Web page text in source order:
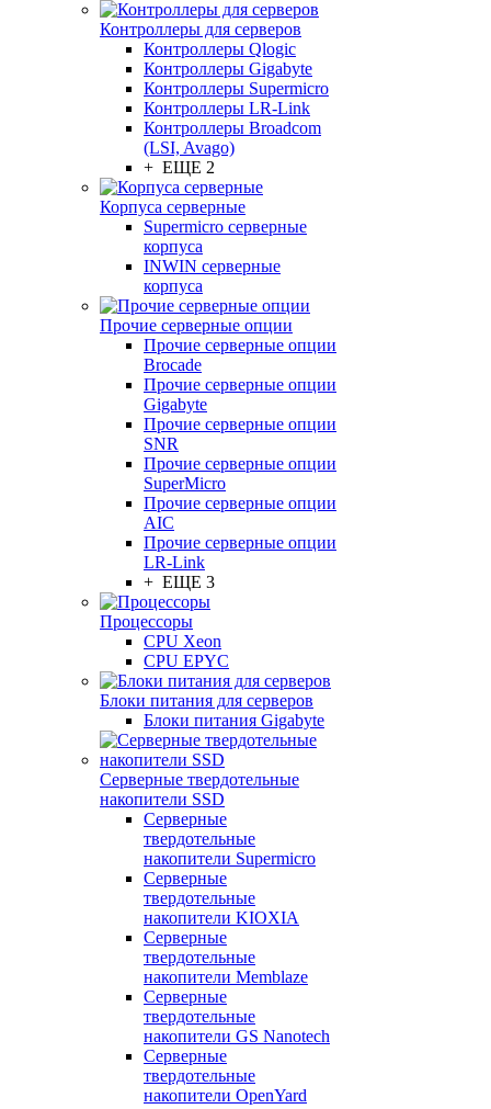
Контроллеры для серверов
Контроллеры Qlogic
Контроллеры Gigabyte
Контроллеры Supermicro
Контроллеры LR-Link
Контроллеры Broadcom
(LSI, Avago)
+ ЕЩЕ 2
Корпуса серверные
Supermicro серверные
корпуса
INWIN серверные
корпуса
Прочие серверные опции
Прочие серверные опции
Brocade
Прочие серверные опции
Gigabyte
Прочие серверные опции
SNR
Прочие серверные опции
SuperMicro
Прочие серверные опции
AIC
Прочие серверные опции
LR-Link
+ ЕЩЕ 3
Процессоры
CPU Xeon
CPU EPYC
Блоки питания для серверов
Блоки питания Gigabyte
Серверные твердотельные
накопители SSD
Cерверные
твердотельные
накопители Supermicro
Cерверные
твердотельные
накопители KIOXIA
Cерверные
твердотельные
накопители Memblaze
Cерверные
твердотельные
накопители GS Nanotech
Серверные
твердотельные
накопители OpenYard